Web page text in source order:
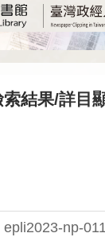
索結果/詳目
epli2023-np-